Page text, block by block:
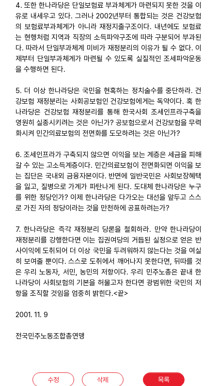
4. 또한 한나라당은 단일보험료 부과체계가 마련되지 못한 것을 이
유로 내세우고 있다. 그러나 2002년부터 통합되는 것은 건강보험
의 보험료부과체계가 아니라 재정지출구조이다. 내년에도 보험료
는 현행처럼 지역과 직장의 소득파악구조에 따라 구분되어 부과된
다. 따라서 단일부과체계 미비가 재정분리의 이유가 될 수 없다. 이
제부터 단일부과체계가 마련될 수 있도록 실질적인 조세파악운동
을 수행하면 된다.
5. 더 이상 한나라당은 국민을 현혹하는 정치술수를 중단하라. 건
강보험 재정분리는 사회공보험인 건강보험에게는 독약이다. 혹 한
나라당은 건강보험 재정분리를 통해 한국사회 조세인프라구축을
영원히 실종시키려는 것은 아닌가? 공보험으로서 건강보험을 무력
화시켜 민간의료보험의 전면화를 도모하려는 것은 아닌가?
6. 조세인프라가 구축되지 않으면 이익을 보는 계층은 세금을 피해
갈 수 있는 고소득계층이다. 민간의료보험이 전면화되면 이익을 보
는 집단은 국내외 금융자본이다. 반면에 일반국민은 사회보장혜택
을 잃고, 질병으로 가계가 파탄나게 된다. 도대체 한나라당은 누구
를 위한 정당인가? 이제 한나라당은 다가오는 대선을 앞두고 스스
로 가진 자의 정당이라는 것을 만천하에 공표하려는가?
7. 한나라당은 즉각 재정분리 당론을 철회하라. 만약 한나라당이
재정분리를 강행한다면 이는 집권여당의 거듭된 실정으로 얻은 반
사이익에 도취되어 더 이상 국민을 두려워하지 않는다는 것을 여실
히 보여줄 뿐이다. 스스로 도취에서 깨어나지 못한다면, 뒤따를 것
은 우리 노동자, 서민, 농민의 저항이다. 우리 민주노총은 끝내 한
나라당이 사회보험의 기본을 허물고자 한다면 광범위한 국민의 저
항을 조직할 것임을 엄중히 밝힌다.<끝>
2001. 11. 9
전국민주노동조합총연맹
수정 삭제 목록